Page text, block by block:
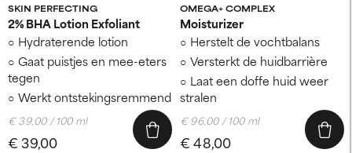
SKIN PERFECTING
2% BHA Lotion Exfoliant
Hydraterende lotion
Gaat puistjes en mee-eters
tegen
Werkt ontstekingsremmend
€ 39,00
€ 39,00 / 100 ml
OMEGA+ COMPLEX
Moisturizer
Herstelt de vochtbalans
Versterkt de huidbarrière
Laat een doffe huid weer
stralen
€ 48,00
€ 96,00 / 100 ml